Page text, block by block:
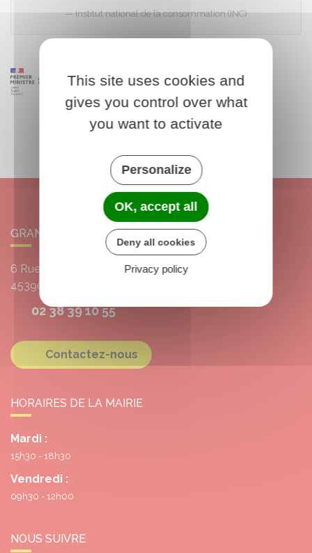
Institut national de la consommation (INC)
GRANGERMONT
6 Rue de l'École
45390
02 38 39 10 55
Contactez-nous
HORAIRES DE LA MAIRIE
Mardi :
15h30 - 18h30
Vendredi :
09h30 - 12h00
NOUS SUIVRE
This site uses cookies and
gives you control over what
you want to activate
Personalize
OK, accept all
Deny all cookies
Privacy policy